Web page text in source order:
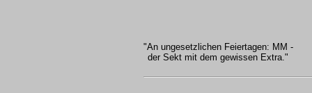
"An ungesetzlichen Feiertagen: MM -
der Sekt mit dem gewissen Extra."